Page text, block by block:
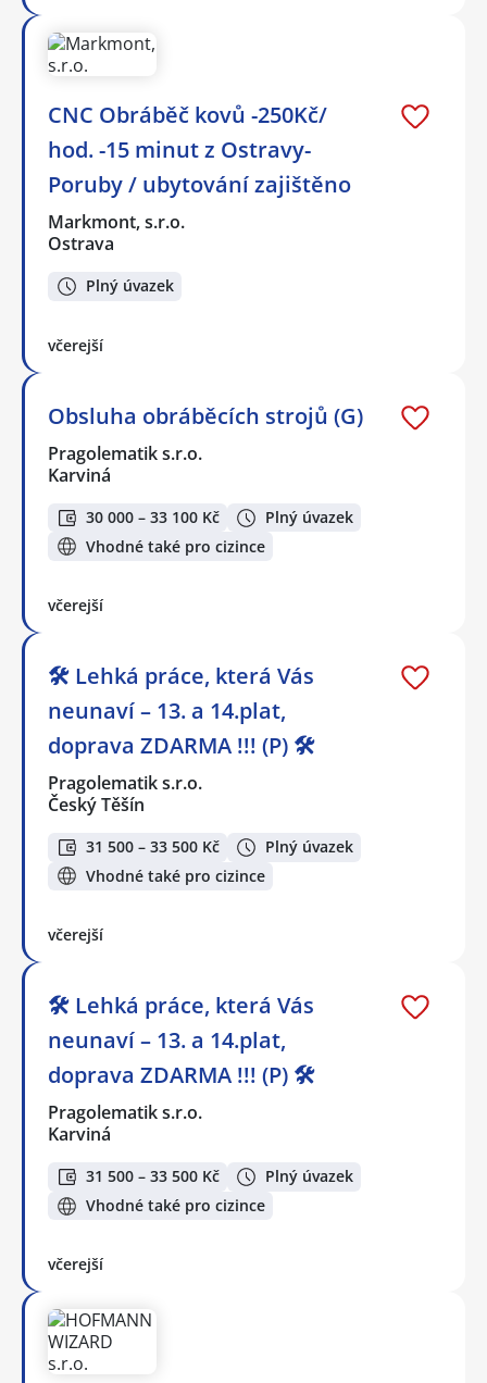
CNC Obráběč kovů -250Kč/
hod. -15 minut z Ostravy-
Poruby / ubytování zajištěno
Markmont, s.r.o.
Ostrava
Plný úvazek
včerejší
Obsluha obráběcích strojů (G)
Pragolematik s.r.o.
Karviná
30 000 – 33 100 Kč
Plný úvazek
Vhodné také pro cizince
včerejší
🛠️ Lehká práce, která Vás
neunaví – 13. a 14.plat,
doprava ZDARMA !!! (P) 🛠️
Pragolematik s.r.o.
Český Těšín
31 500 – 33 500 Kč
Plný úvazek
Vhodné také pro cizince
včerejší
🛠️ Lehká práce, která Vás
neunaví – 13. a 14.plat,
doprava ZDARMA !!! (P) 🛠️
Pragolematik s.r.o.
Karviná
31 500 – 33 500 Kč
Plný úvazek
Vhodné také pro cizince
včerejší